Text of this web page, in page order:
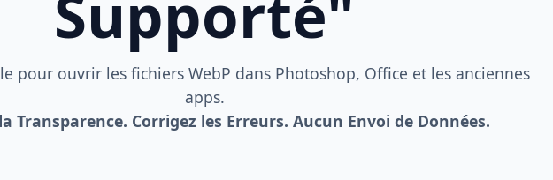
pour ouvrir les fichiers WebP dans Photoshop, Office et les anciennes
apps.
Transparence. Corrigez les Erreurs. Aucun Envoi de Données.